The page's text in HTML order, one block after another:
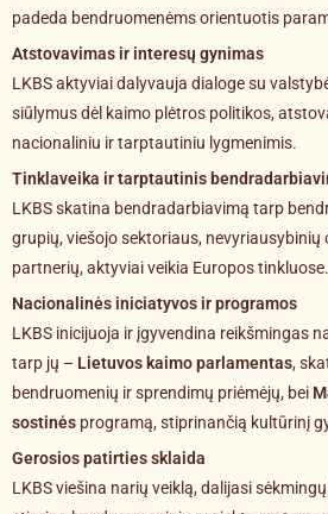
padeda bendruomenėms orientuotis
Atstovavimas ir interesų gynimas
LKBS aktyviai dalyvauja dialoge su
siūlymus dėl kaimo plėtros politikos,
nacionaliniu ir tarptautiniu lygmenimis.
Tinklaveika ir tarptautinis
LKBS skatina bendradarbiavimą tarp
grupių, viešojo sektoriaus,
partnerių, aktyviai veikia Europos tinkluose.
Nacionalinės iniciatyvos ir programos
LKBS inicijuoja ir įgyvendina reikšmingas
tarp jų – Lietuvos kaimo parlamentas,
bendruomenių ir sprendimų priėmėjų, bei
sostinės programą, stiprinančią kultūrinį
Gerosios patirties sklaida
LKBS viešina narių veiklą, dalijasi